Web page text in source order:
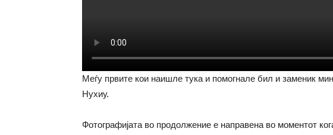
Меѓу првите кои наишле тука и помогнале бил и заменик
Нухиу.
Фотографијата во продолжение е направена во моментот